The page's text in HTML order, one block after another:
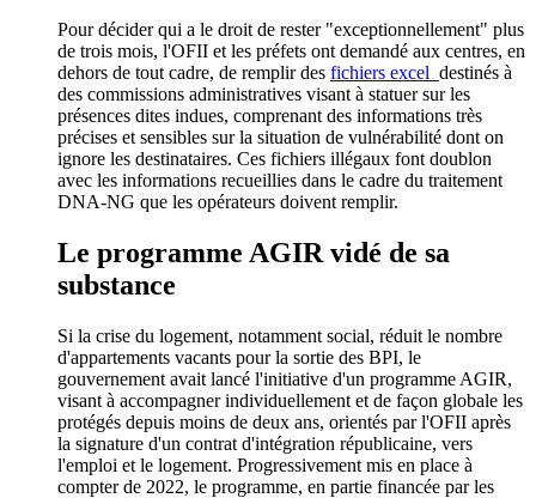
Pour décider qui a le droit de rester "exceptionnellement" plus
de trois mois, l'OFII et les préfets ont demandé aux centres, en
dehors de tout cadre, de remplir des fichiers excel destinés à
des commissions administratives visant à statuer sur les
présences dites indues, comprenant des informations très
précises et sensibles sur la situation de vulnérabilité dont on
ignore les destinataires. Ces fichiers illégaux font doublon
avec les informations recueillies dans le cadre du traitement
DNA-NG que les opérateurs doivent remplir.
Le programme AGIR vidé de sa
substance
Si la crise du logement, notamment social, réduit le nombre
d'appartements vacants pour la sortie des BPI, le
gouvernement avait lancé l'initiative d'un programme AGIR,
visant à accompagner individuellement et de façon globale les
protégés depuis moins de deux ans, orientés par l'OFII après
la signature d'un contrat d'intégration républicaine, vers
l'emploi et le logement. Progressivement mis en place à
compter de 2022, le programme, en partie financée par les